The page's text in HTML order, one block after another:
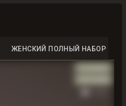
ЖЕНСКИЙ ПОЛНЫЙ НАБОР